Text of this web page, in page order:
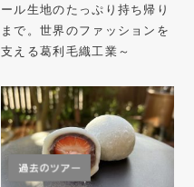
ール生地のたっぷり持ち帰り
まで。世界のファッションを
支える葛利毛織工業～